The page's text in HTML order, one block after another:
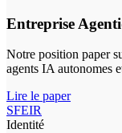
Entreprise
Notre position paper
agents IA autonomes
Lire le paper
SFEIR
Identité